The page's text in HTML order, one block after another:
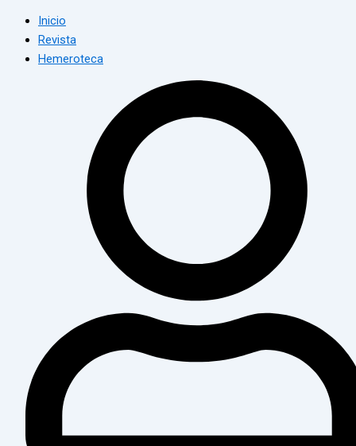
Inicio
Revista
Hemeroteca